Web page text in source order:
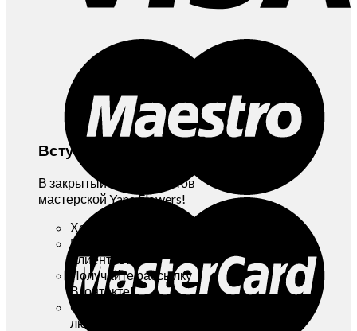
Вступайте!
В закрытый Клуб Клиентов
мастерской Yana Flowers!
Хотите бонусы и скидки?
Вступайте в Клуб
Клиентов!
Получайте рассылку
Вконтакте!
Отписаться можно в
любой момент!